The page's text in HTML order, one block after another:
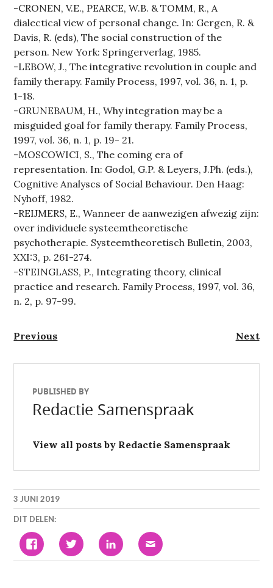
-CRONEN, V.E., PEARCE, W.B. & TOMM, R., A
dialectical view of personal change. In: Gergen, R. &
Davis, R. (eds), The social construction of the
person. New York: Springerverlag, 1985.
-LEBOW, J., The integrative revolution in couple and
family therapy. Family Process, 1997, vol. 36, n. 1, p.
1-18.
-GRUNEBAUM, H., Why integration may be a
misguided goal for family therapy. Family Process,
1997, vol. 36, n. 1, p. 19- 21.
-MOSCOWICI, S., The coming era of
representation. In: Godol, G.P. & Leyers, J.Ph. (eds.),
Cognitive Analyscs of Social Behaviour. Den Haag:
Nyhoff, 1982.
-REIJMERS, E., Wanneer de aanwezigen afwezig zijn:
over individuele systeemtheoretische
psychotherapie. Systeemtheoretisch Bulletin, 2003,
XXI:3, p. 261-274.
-STEINGLASS, P., Integrating theory, clinical
practice and research. Family Process, 1997, vol. 36,
n. 2, p. 97-99.
Berichtnavigatie
Previous
post:
Next
post:
PUBLISHED BY
Redactie Samenspraak
View all posts by Redactie Samenspraak
3 JUNI 2019
DIT DELEN:
KLIK
OM
TE
DELEN
OP
KLIK
OM
TE
DELEN
MET
KLIK
OM
OP
LINKEDIN
TE
KLIK
OM
DIT
TE
E-